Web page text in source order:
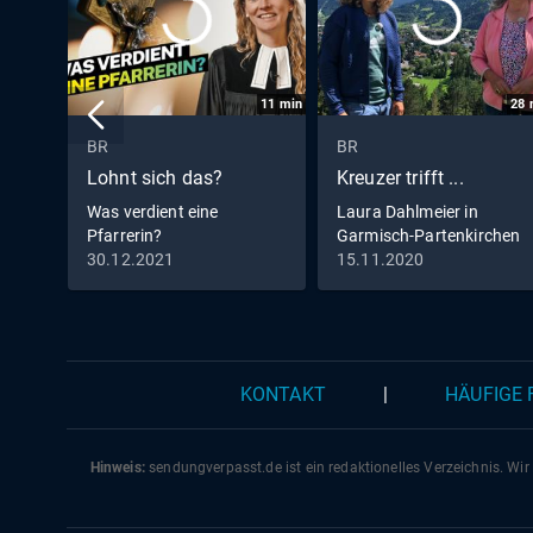
11 min
BR
Lohnt sich das?
Was verdient eine
Pfarrerin?
30.12.2021
28
BR
Kreuzer trifft ...
Laura Dahlmeier in
Garmisch-Partenkirchen
15.11.2020
KONTAKT HÄUFIGE
Hinweis:sendungverpasst.deist ein redaktionelles Verzeichnis. Wir